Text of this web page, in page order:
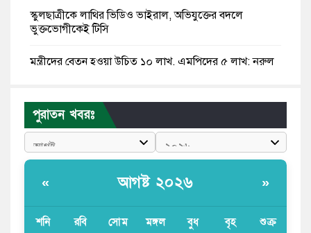
স্কুলছাত্রীকে লাথির ভিডিও ভাইরাল, অভিযুক্তের বদলে
ভুক্তভোগীকেই টিসি
মন্ত্রীদের বেতন হওয়া উচিত ১০ লাখ, এমপিদের ৫ লাখ: নুরুল
রাষ্ট্রপতি পদে প্রস্তাব পাননি ড. ইউনূস, বিএনপির বিবেচনায় মির্জা
ফখরুল
আধা কিলোমিটারের কাজ চলছে মাসের পর মাস: কুমিল্লার
পাঠাতেন ইসলামী বিশ্ববিদ্যালয়ের ছাত্রী
পুরাতন খবরঃ
« আগষ্ট ২০২৬ »
শনি রবি সোম মঙ্গল বুধ বৃহ শুক্র